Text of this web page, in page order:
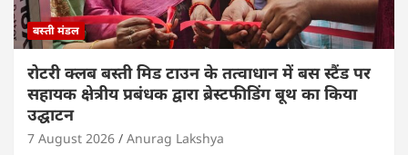
बस्ती मंडल
रोटरी क्लब बस्ती मिड टाउन के तत्वाधान में बस स्टैंड पर
सहायक क्षेत्रीय प्रबंधक द्वारा ब्रेस्टफीडिंग बूथ का किया
उद्घाटन
7 August 2026 Anurag Lakshya